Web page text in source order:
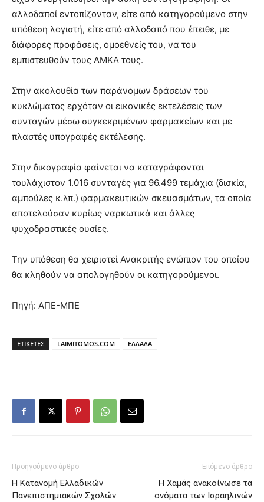
αλλοδαποί εντοπίζονταν, είτε από κατηγορούμενο στην
υπόθεση λογιστή, είτε από αλλοδαπό που έπειθε, με
διάφορες προφάσεις, ομοεθνείς του, να του
εμπιστευθούν τους ΑΜΚΑ τους.
Στην ακολουθία των παράνομων δράσεων του
κυκλώματος ερχόταν οι εικονικές εκτελέσεις των
συνταγών μέσω συγκεκριμένων φαρμακείων και με
πλαστές υπογραφές εκτέλεσης.
Στην δικογραφία φαίνεται να καταγράφονται
τουλάχιστον 1.016 συνταγές για 96.499 τεμάχια (δισκία,
αμπούλες κ.λπ.) φαρμακευτικών σκευασμάτων, τα οποία
αποτελούσαν κυρίως ναρκωτικά και άλλες
ψυχοδραστικές ουσίες.
Την υπόθεση θα χειριστεί Ανακριτής ενώπιον του οποίου
θα κληθούν να απολογηθούν οι κατηγορούμενοι.
Πηγή: ΑΠΕ-ΜΠΕ
ΕΤΙΚΕΤΕΣ LAIMITOMOS.COM ΕΛΛΑΔΑ
Προηγούμενο άρθρο
Η Κατανομή Ελλαδικών
Πανεπιστημιακών Σχολών
Επόμενο άρθρο
Η Χαμάς ανακοίνωσε τα
ονόματα των Ισραηλινών